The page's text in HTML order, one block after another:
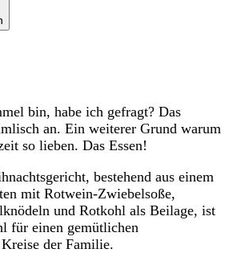
bin, habe ich gefragt? Das
an. Ein weiterer Grund warum
so lieben. Das Essen!
bestehend aus einem
mit Rotwein-Zwiebelsoße,
und Rotkohl als Beilage, ist
für einen gemütlichen
der Familie.